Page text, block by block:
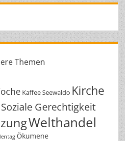
Themen
Kaffee Seewaldo Kirche
Soziale Gerechtigkeit
Welthandel
Ökumene